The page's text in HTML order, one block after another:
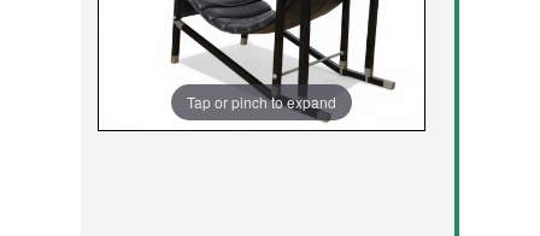
Tap or pinch to expand